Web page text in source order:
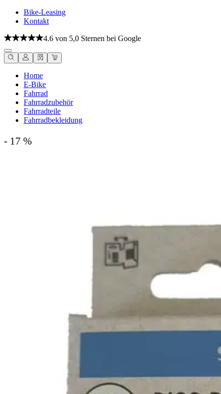
Bike-Leasing
Kontakt
4.6 von 5,0 Sternen bei Google
Home
E-Bike
Fahrrad
Fahrradzubehör
Fahrradteile
Fahrradbekleidung
- 17 %